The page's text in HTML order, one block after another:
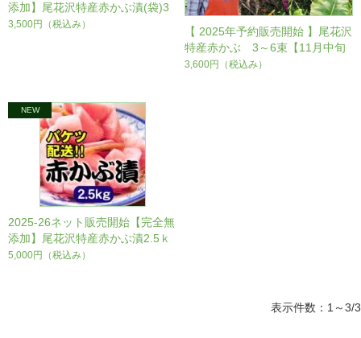
添加】尾花沢特産赤かぶ漬(袋)3
～10袋【例年11月下旬～発送予
3,500円 （税込み）
【 2025年予約販売開始 】尾花沢
特産赤かぶ 3～6束【11月中旬
頃収穫～発送予定、降雪まで】
3,600円 （税込み）
2025-26ネット販売開始【完全無
添加】尾花沢特産赤かぶ漬2.5ｋ
ｇバケツ入【例年11月下旬～発
5,000円 （税込み）
表示件数：1～3/3